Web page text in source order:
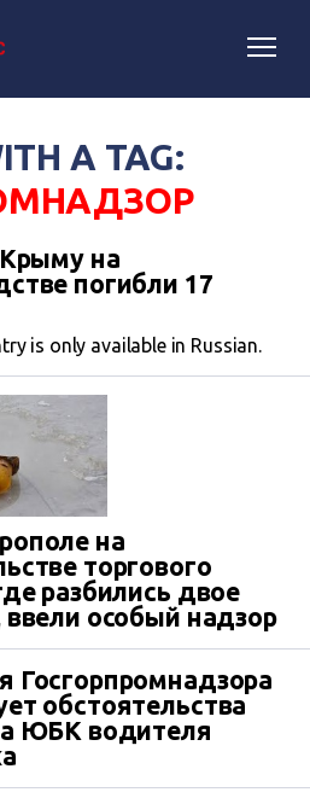
A TAG:
на
погибли 17
is only available in Russian.
на
торгового
разбились двое
ввели особый надзор
Госгорпромнадзора
обстоятельства
ЮБК водителя